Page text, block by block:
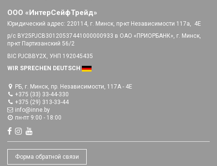
РБ, г. Минск, пр. Независимости, 117А - 4E
+375 (33) 33-44-330
+375 (29) 313-33-44
info@inne.by
пн-пт 9:00 - 18:00
Форма обратной связи
ООО «ИнтерСейфТрейд»
Юридический адрес: 220114, г. Минск, пр-кт Независимости 117а, 4E
р/с BY25PJCB30120537441000000933 в ОАО «ПРИОРБАНК», г. Минск,
пр-кт Партизанский 56/2
BIC PJCBBY2X, УНП 192045435
WIR SPRECHEN DEUTSCH